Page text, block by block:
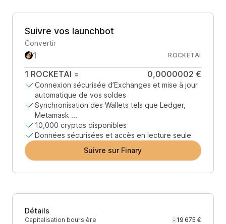
Suivre vos launchbot
Convertir
ROCKETAI
1 ROCKETAI = 0,0000002 €
Connexion sécurisée d’Exchanges et mise à jour
automatique de vos soldes
Synchronisation des Wallets tels que Ledger,
Metamask ...
10,000 cryptos disponibles
Données sécurisées et accès en lecture seule
Suivre sur Finary
Détails
Capitalisation boursière - 19 675 €